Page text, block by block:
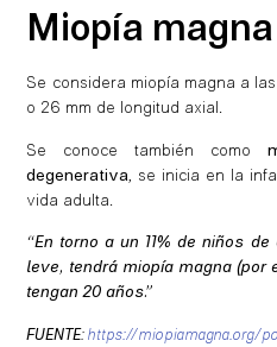
Miopía magna
Se considera miopía magna a
o 26 mm de longitud axial.
Se conoce también como
degenerativa, se inicia en la
vida adulta.
“En torno a un 11% de niños
leve, tendrá miopía magna
tengan 20 años.”
FUENTE:https://miopiamagna.org/